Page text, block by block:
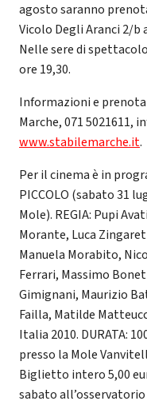
agosto saranno
Vicolo Degli Aranci 2/b
Nelle sere di
ore 19,30.
Informazioni e
Marche, 071 5021611,
www.stabilemarche.it.
Per il cinema è in
PICCOLO (sabato 31
Mole). REGIA: Pupi
Morante, Luca
Manuela Morabito,
Ferrari, Massimo
Gimignani, Maurizio
Failla, Matilde
Italia 2010. DURATA:
presso la Mole
Biglietto intero 5,00
sabato